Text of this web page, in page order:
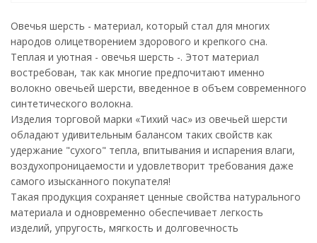
Овечья шерсть - материал, который стал для многих
народов олицетворением здорового и крепкого сна.
Теплая и уютная - овечья шерсть -. Этот материал
востребован, так как многие предпочитают именно
волокно овечьей шерсти, введенное в объем современного
синтетического волокна.
Изделия торговой марки «Тихий час» из овечьей шерсти
обладают удивительным балансом таких свойств как
удержание "сухого" тепла, впитывания и испарения влаги,
воздухопроницаемости и удовлетворит требования даже
самого изысканного покупателя!
Такая продукция сохраняет ценные свойства натурального
материала и одновременно обеспечивает легкость
изделий, упругость, мягкость и долговечность